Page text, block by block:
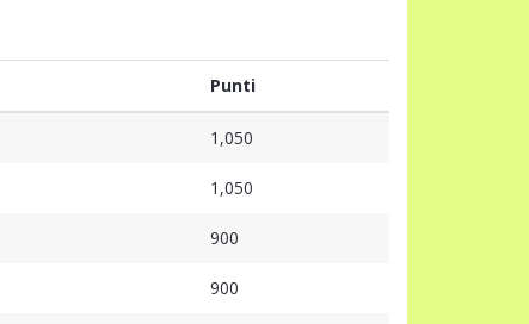
Punti
1,050
1,050
900
900